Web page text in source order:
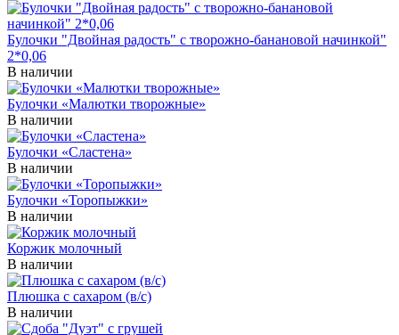
Булочки "Двойная радость" с творожно-банановой начинкой"
2*0,06
В наличии
Булочки «Малютки творожные»
В наличии
Булочки «Сластена»
В наличии
Булочки «Торопыжки»
В наличии
Коржик молочный
В наличии
Плюшка с сахаром (в/с)
В наличии